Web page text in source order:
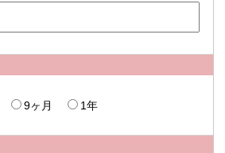
9ヶ月 1年